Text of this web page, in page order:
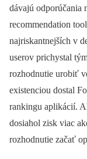
dávajú odporúčania
recommendation
najriskantnejších v
userov prichystal
rozhodnutie urobiť
existenciou dostal
rankingu aplikácií.
dosiahol zisk viac
rozhodnutie začať